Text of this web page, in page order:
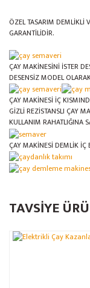
ÖZEL TASARIM DEMLİKLİ
GARANTİLİDİR.
ÇAY MAKİNESİNİ İSTER
DESENSİZ MODEL
ÇAY MAKİNESİ İÇ
GİZLİ REZİSTANSLI ÇAY
KULLANIM RAHATLIĞINA
ÇAY MAKİNESİ DEMLİK
Bu ürünün fiyat
yetersiz gördüğünüz
Görüş ve
TAVSİYE